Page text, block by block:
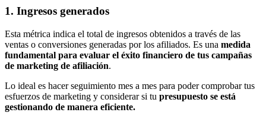
1. Ingresos generados
Esta métrica indica el total de ingresos obtenidos a través de las
ventas o conversiones generadas por los afiliados. Es una medida
fundamental para evaluar el éxito financiero de tus campañas
de marketing de afiliación.
Lo ideal es hacer seguimiento mes a mes para poder comprobar tus
esfuerzos de marketing y considerar si tu presupuesto se está
gestionando de manera eficiente.